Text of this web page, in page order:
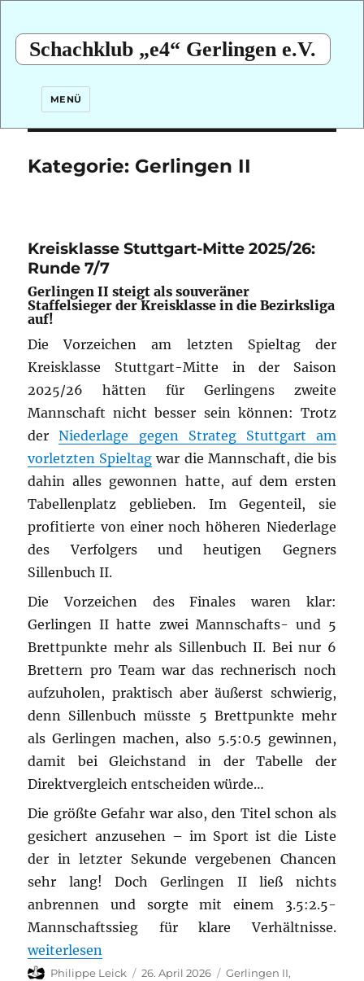
Schachklub „e4“ Gerlingen e.V.
MENÜ
Kategorie: Gerlingen II
Kreisklasse Stuttgart-Mitte 2025/26:
Runde 7/7
Gerlingen II steigt als souveräner
Staffelsieger der Kreisklasse in die Bezirksliga
auf!
Die Vorzeichen am letzten Spieltag der
Kreisklasse Stuttgart-Mitte in der Saison
2025/26 hätten für Gerlingens zweite
Mannschaft nicht besser sein können: Trotz
derNiederlage gegen Strateg Stuttgart am
vorletzten Spieltag war die Mannschaft, die bis
dahin alles gewonnen hatte, auf dem ersten
Tabellenplatz geblieben. Im Gegenteil, sie
profitierte von einer noch höheren Niederlage
des Verfolgers und heutigen Gegners
Sillenbuch II.
Die Vorzeichen des Finales waren klar:
Gerlingen II hatte zwei Mannschafts- und 5
Brettpunkte mehr als Sillenbuch II. Bei nur 6
Brettern pro Team war das rechnerisch noch
aufzuholen, praktisch aber äußerst schwierig,
denn Sillenbuch müsste 5 Brettpunkte mehr
als Gerlingen machen, also 5.5:0.5 gewinnen,
damit bei Gleichstand in der Tabelle der
Direktvergleich entscheiden würde…
Die größte Gefahr war also, den Titel schon als
gesichert anzusehen – im Sport ist die Liste
der in letzter Sekunde vergebenen Chancen
sehr lang! Doch Gerlingen II ließ nichts
anbrennen und sorgte mit einem 3.5:2.5-
Mannschaftssieg für klare Verhältnisse.
„Kreisklasse Stuttgart-Mitte 2025/26: Runde 7/7“
weiterlesen
Autor
Philippe Leick
Veröffentlicht
26. April 2026 Kategorien
Gerlingen II,